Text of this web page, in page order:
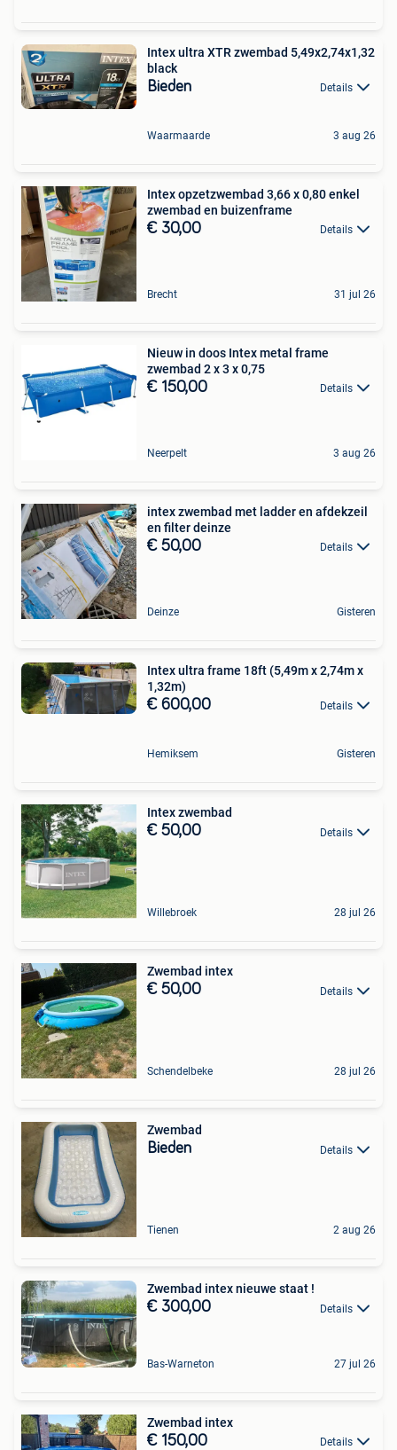
Intex ultra XTR zwembad 5,49x2,74x1,32
black
Bieden Details
Waarmaarde 3 aug 26
Intex opzetzwembad 3,66 x 0,80 enkel
zwembad en buizenframe
€ 30,00 Details
Brecht 31 jul 26
Nieuw in doos Intex metal frame
zwembad 2 x 3 x 0,75
€ 150,00 Details
Neerpelt 3 aug 26
intex zwembad met ladder en afdekzeil
en filter deinze
€ 50,00 Details
Deinze Gisteren
Intex ultra frame 18ft (5,49m x 2,74m x
1,32m)
€ 600,00 Details
Hemiksem Gisteren
Intex zwembad
€ 50,00 Details
Willebroek 28 jul 26
Zwembad intex
€ 50,00 Details
Schendelbeke 28 jul 26
Zwembad
Bieden Details
Tienen 2 aug 26
Zwembad intex nieuwe staat !
€ 300,00 Details
Bas-Warneton 27 jul 26
Zwembad intex
€ 150,00 Details